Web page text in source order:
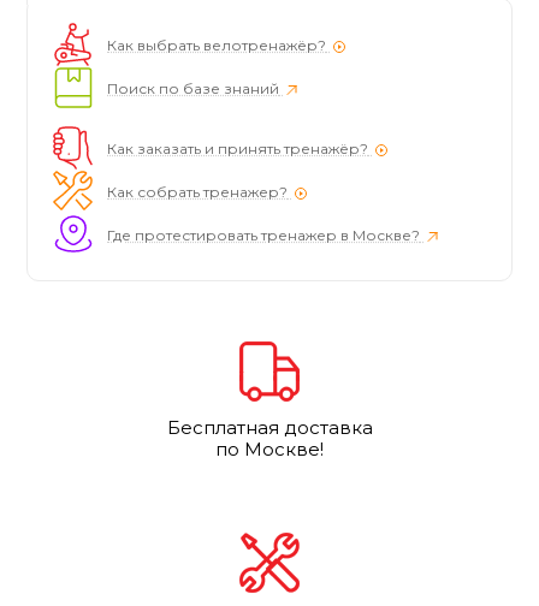
Как выбрать велотренажёр?
Поиск по базе знаний
Как заказать и принять тренажёр?
Как собрать тренажер?
Где протестировать тренажер в Москве?
Бесплатная доставка
по Москве!